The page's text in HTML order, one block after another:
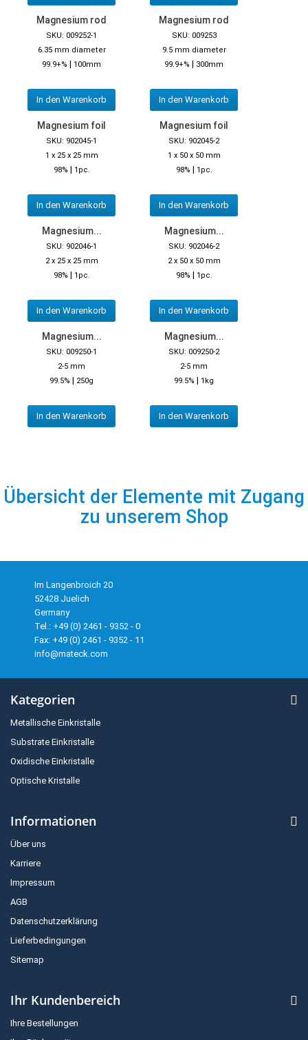
Magnesium rod
SKU: 009252-1
6.35 mm diameter
99.9+% | 100mm
In den Warenkorb
Magnesium rod
SKU: 009253
9.5 mm diameter
99.9+% | 300mm
In den Warenkorb
Magnesium foil
SKU: 902045-1
1 x 25 x 25 mm
98% | 1pc.
In den Warenkorb
Magnesium foil
SKU: 902045-2
1 x 50 x 50 mm
98% | 1pc.
In den Warenkorb
Magnesium...
SKU: 902046-1
2 x 25 x 25 mm
98% | 1pc.
In den Warenkorb
Magnesium...
SKU: 902046-2
2 x 50 x 50 mm
98% | 1pc.
In den Warenkorb
Magnesium...
SKU: 009250-1
2-5 mm
99.5% | 250g
In den Warenkorb
Magnesium...
SKU: 009250-2
2-5 mm
99.5% | 1kg
In den Warenkorb
Übersicht der Elemente mit Zugang
zu unserem Shop
Im Langenbroich 20
52428 Juelich
Germany
Tel.: +49 (0) 2461 - 9352 - 0
Fax: +49 (0) 2461 - 9352 - 11
info@mateck.com
Kategorien
Metallische Einkristalle
Substrate Einkristalle
Oxidische Einkristalle
Optische Kristalle
Informationen
Über uns
Karriere
Impressum
AGB
Datenschutzerklärung
Lieferbedingungen
Sitemap
Ihr Kundenbereich
Ihre Bestellungen